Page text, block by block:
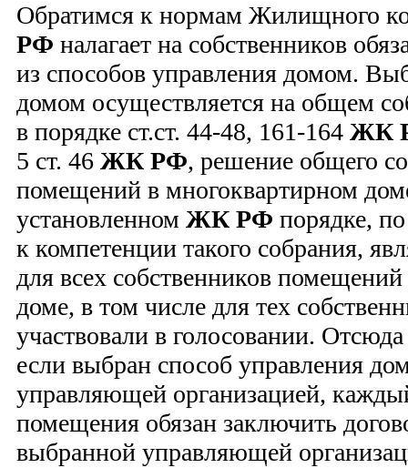
Обратимся к нормам Жилищного
РФ налагает на собственников
из способов управления домом.
домом осуществляется на общем
в порядке ст.ст. 44-48, 161-164 ЖК
5 ст. 46 ЖК РФ, решение общего
помещений в многоквартирном
установленном ЖК РФ порядке,
к компетенции такого собрания,
для всех собственников
доме, в том числе для тех
участвовали в голосовании. Отсюда
если выбран способ управления
управляющей организацией,
помещения обязан заключить
выбранной управляющей